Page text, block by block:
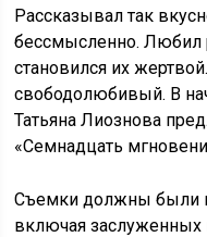
Рассказывал так
бессмысленно. Любил
становился их
свободолюбивый. В
Татьяна Лиознова
«Семнадцать
Съемки должны были
включая заслуженных